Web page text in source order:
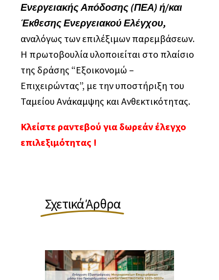
Ενεργειακής Απόδοσης (ΠΕΑ) ή/και
Έκθεσης Ενεργειακού Ελέγχου,
αναλόγως των επιλέξιμων παρεμβάσεων.
Η πρωτοβουλία υλοποιείται στο πλαίσιο
της δράσης “Εξοικονομώ –
Επιχειρώντας”, με την υποστήριξη του
Ταμείου Ανάκαμψης και Ανθεκτικότητας.
Κλείστε ραντεβού για δωρεάν έλεγχο
επιλεξιμότητας !
Σχετικά Άρθρα